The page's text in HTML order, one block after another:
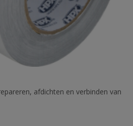
afdichten en verbinden van